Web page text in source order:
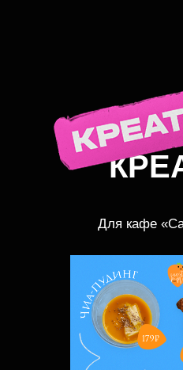
Для кафе